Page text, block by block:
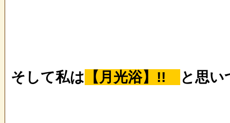
そして私は 【月光浴】!! と思い